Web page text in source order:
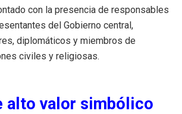
con la presencia de responsables
del Gobierno central,
diplomáticos y miembros de
civiles y religiosas.
alto valor simbólico